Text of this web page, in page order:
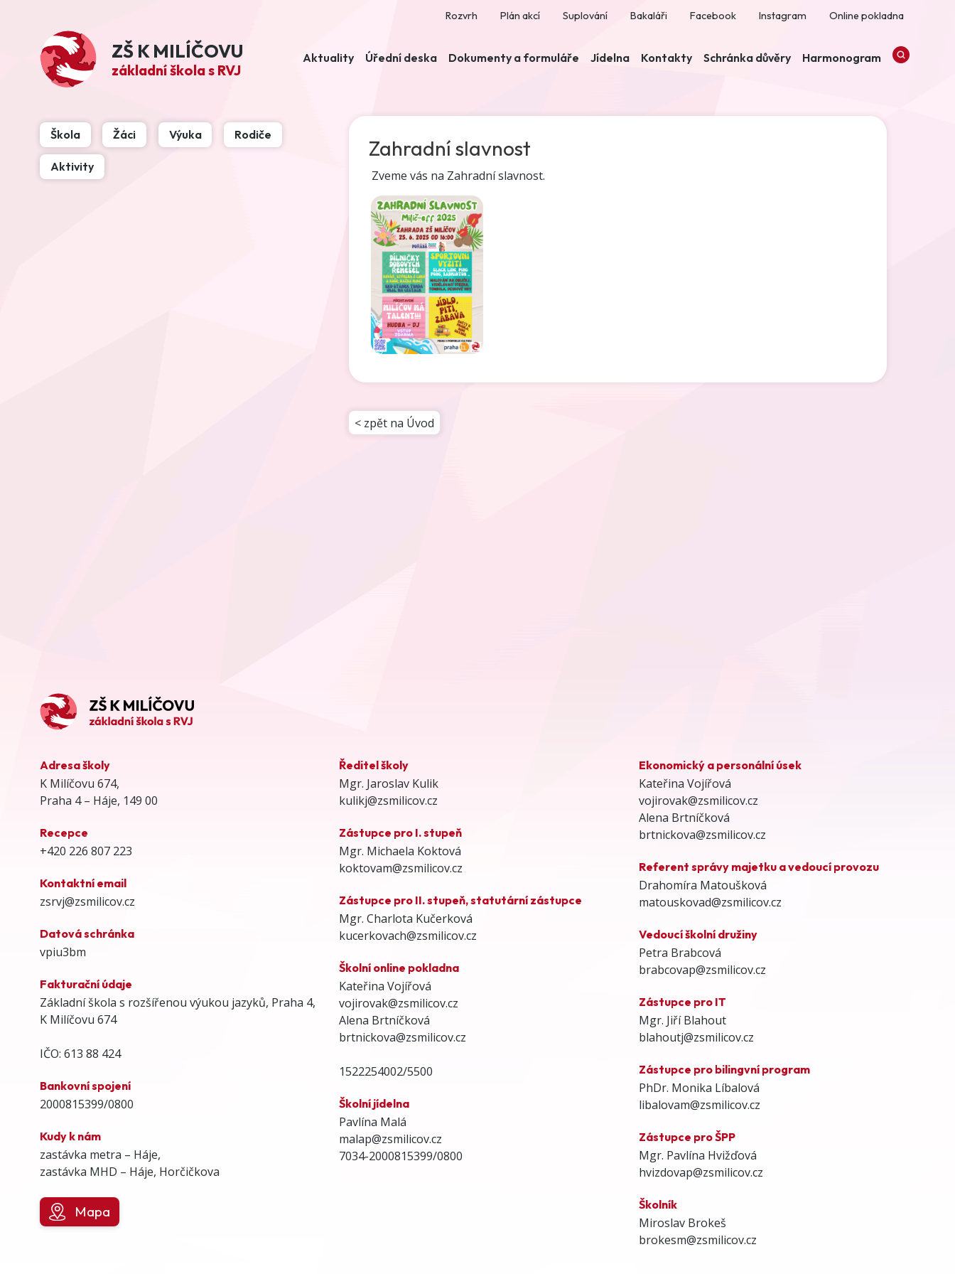
ZŠ K MILÍČOVU
základní škola s RVJ
Rozvrh Plán akcí Suplování Bakaláři Facebook Instagram Online pokladna
Aktuality Úřední deska Dokumenty a formuláře Jídelna Kontakty Schránka důvěry Harmonogram
Škola Žáci Výuka Rodiče
Aktivity
Zahradní slavnost
Zveme vás na Zahradní slavnost.
< zpět na Úvod
Adresa školy
K Milíčovu 674,
Praha 4 – Háje, 149 00
Recepce
+420 226 807 223
Kontaktní email
zsrvj@zsmilicov.cz
Datová schránka
vpiu3bm
Fakturační údaje
Základní škola s rozšířenou výukou jazyků, Praha 4,
K Milíčovu 674
IČO: 613 88 424
Bankovní spojení
2000815399/0800
Kudy k nám
zastávka metra – Háje,
zastávka MHD – Háje, Horčičkova
Mapa
Ředitel školy
Mgr. Jaroslav Kulik
kulikj@zsmilicov.cz
Zástupce pro I. stupeň
Mgr. Michaela Koktová
koktovam@zsmilicov.cz
Zástupce pro II. stupeň, statutární zástupce
Mgr. Charlota Kučerková
kucerkovach@zsmilicov.cz
Školní online pokladna
Kateřina Vojířová
vojirovak@zsmilicov.cz
Alena Brtníčková
brtnickova@zsmilicov.cz
1522254002/5500
Školní jídelna
Pavlína Malá
malap@zsmilicov.cz
7034-2000815399/0800
Ekonomický a personální úsek
Kateřina Vojířová
vojirovak@zsmilicov.cz
Alena Brtníčková
brtnickova@zsmilicov.cz
Referent správy majetku a vedoucí provozu
Drahomíra Matoušková
matouskovad@zsmilicov.cz
Vedoucí školní družiny
Petra Brabcová
brabcovap@zsmilicov.cz
Zástupce pro IT
Mgr. Jiří Blahout
blahoutj@zsmilicov.cz
Zástupce pro bilingvní program
PhDr. Monika Líbalová
libalovam@zsmilicov.cz
Zástupce pro ŠPP
Mgr. Pavlína Hvižďová
hvizdovap@zsmilicov.cz
Školník
Miroslav Brokeš
brokesm@zsmilicov.cz